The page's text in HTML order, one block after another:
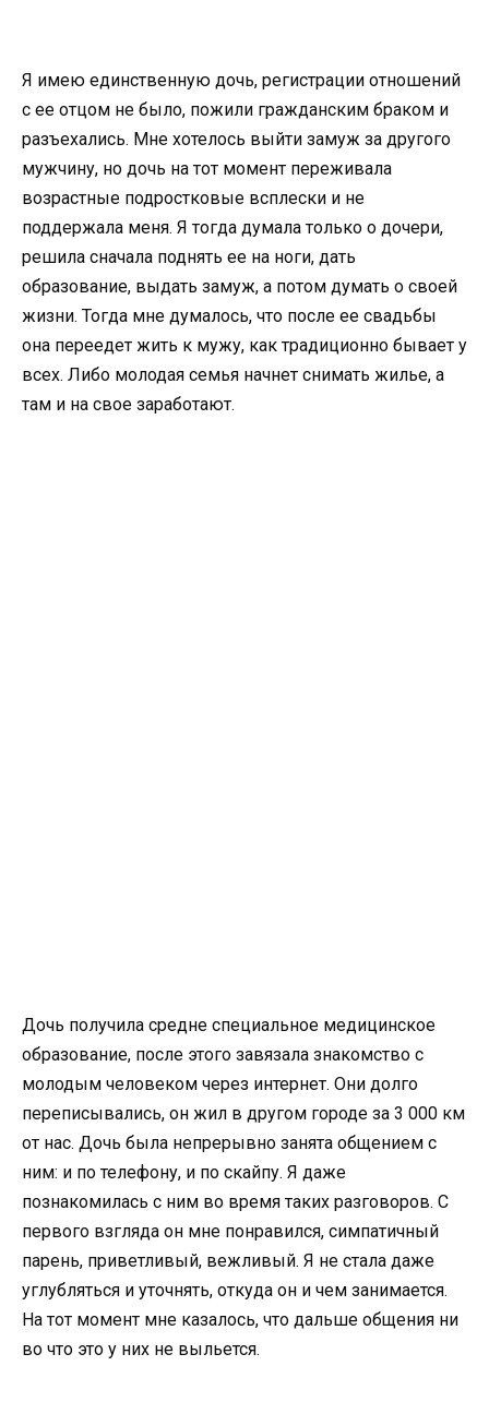
Я имею единственную дочь, регистрации отношений
с ее отцом не было, пожили гражданским браком и
разъехались. Мне хотелось выйти замуж за другого
мужчину, но дочь на тот момент переживала
возрастные подростковые всплески и не
поддержала меня. Я тогда думала только о дочери,
решила сначала поднять ее на ноги, дать
образование, выдать замуж, а потом думать о своей
жизни. Тогда мне думалось, что после ее свадьбы
она переедет жить к мужу, как традиционно бывает у
всех. Либо молодая семья начнет снимать жилье, а
там и на свое заработают.
Дочь получила средне специальное медицинское
образование, после этого завязала знакомство с
молодым человеком через интернет. Они долго
переписывались, он жил в другом городе за 3 000 км
от нас. Дочь была непрерывно занята общением с
ним: и по телефону, и по скайпу. Я даже
познакомилась с ним во время таких разговоров. С
первого взгляда он мне понравился, симпатичный
парень, приветливый, вежливый. Я не стала даже
углубляться и уточнять, откуда он и чем занимается.
На тот момент мне казалось, что дальше общения ни
во что это у них не выльется.